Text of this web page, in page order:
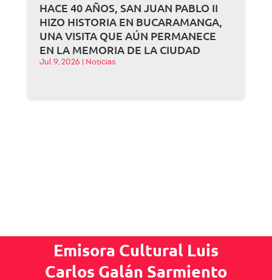
HACE 40 AÑOS, SAN JUAN PABLO II
HIZO HISTORIA EN BUCARAMANGA,
UNA VISITA QUE AÚN PERMANECE
EN LA MEMORIA DE LA CIUDAD
Jul 9, 2026 Noticias
Emisora Cultural Luis
Carlos Galán Sarmiento